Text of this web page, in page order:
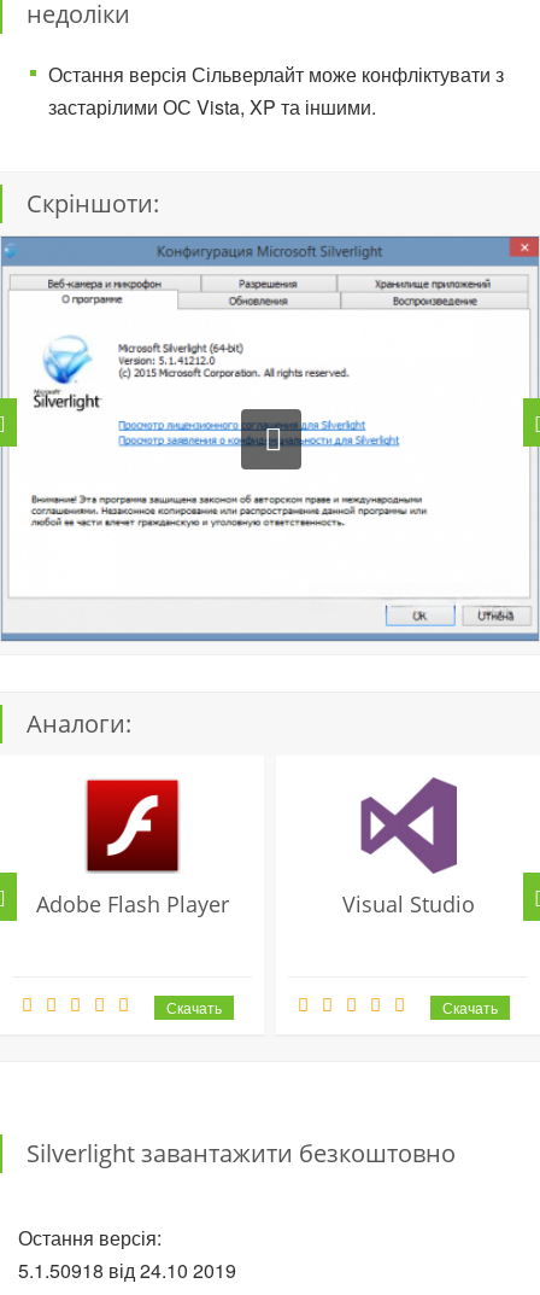
недоліки
Остання версія Сільверлайт може конфліктувати з
застарілими ОС Vista, XP та іншими.
Скріншоти:
Аналоги:
Adobe Flash Player Visual Studio
Silverlight завантажити безкоштовно
Остання версія:
5.1.50918 від24.10 2019